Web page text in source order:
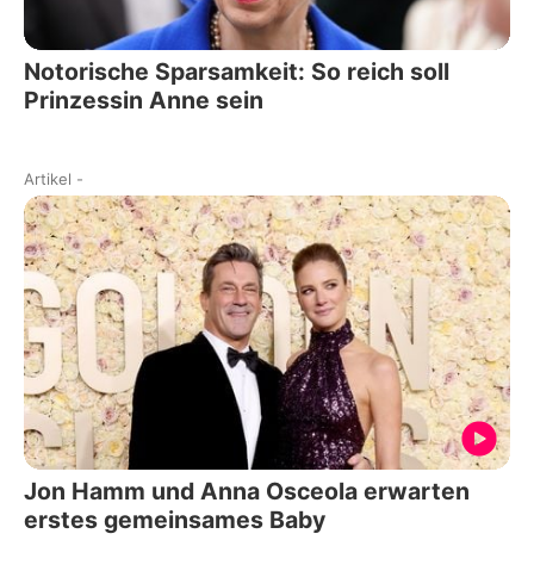
Notorische Sparsamkeit: So reich soll
Prinzessin Anne sein
Artikel -
Jon Hamm und Anna Osceola erwarten
erstes gemeinsames Baby